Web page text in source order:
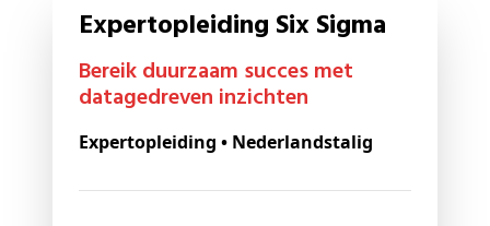
Expertopleiding Six Sigma
Bereik duurzaam succes met
datagedreven inzichten
Expertopleiding • Nederlandstalig